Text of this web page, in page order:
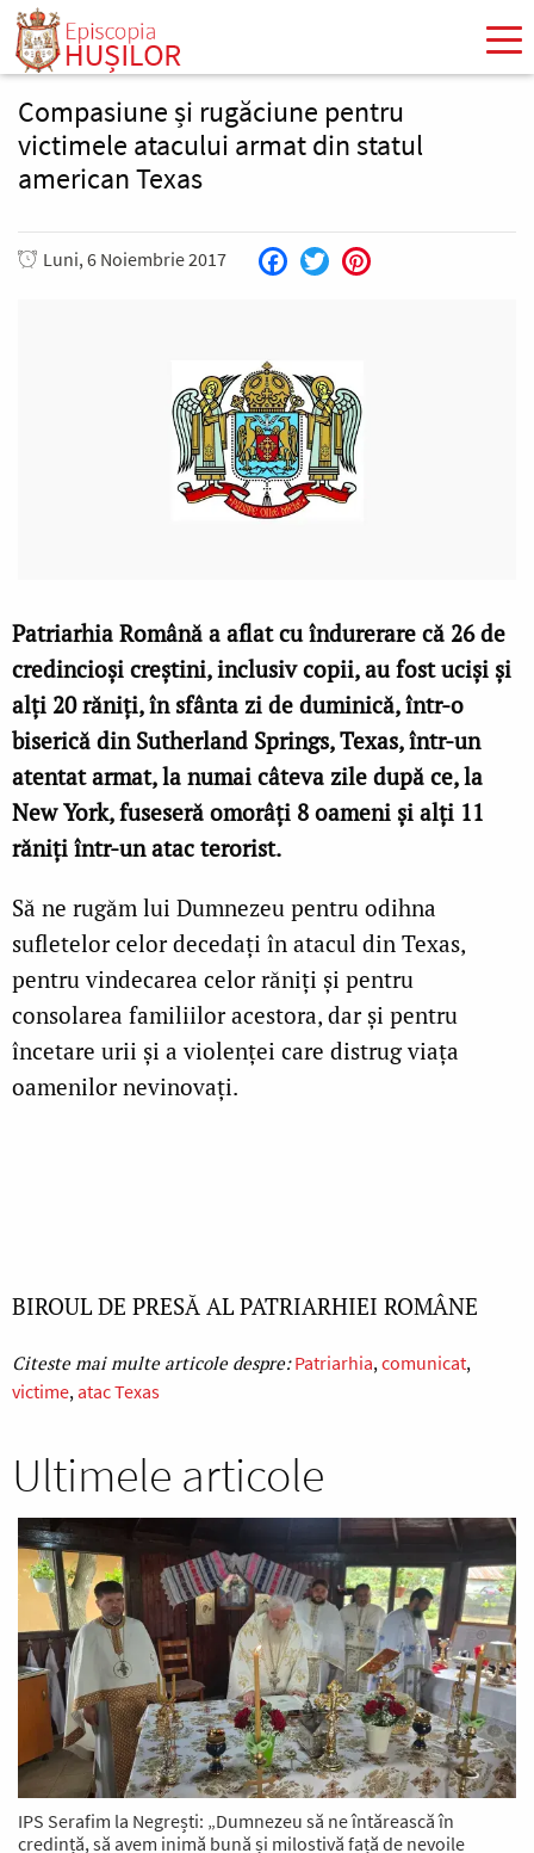
Mergi
conţinutul
principal
Compasiune și rugăciune pentru
victimele atacului armat din statul
american Texas
Luni, 6 Noiembrie 2017 Facebook
Twitter
Patriarhia Română a aflat cu îndurerare că 26 de
credincioși creștini, inclusiv copii, au fost uciși și
alți 20 răniți, în sfânta zi de duminică, într-o
biserică din Sutherland Springs, Texas, într-un
atentat armat, la numai câteva zile după ce, la
New York, fuseseră omorâți 8 oameni și alţi 11
răniți într-un atac terorist.
Să ne rugăm lui Dumnezeu pentru odihna
sufletelor celor decedaţi în atacul din Texas,
pentru vindecarea celor răniţi şi pentru
consolarea familiilor acestora, dar şi pentru
încetare urii şi a violenţei care distrug viaţa
oamenilor nevinovaţi.
BIROUL DE PRESĂ AL PATRIARHIEI ROMÂNE
Patriarhia comunicat
victime atac Texas
Ultimele articole
IPS Serafim la Negrești: „Dumnezeu să ne întărească în
credință, să avem inimă bună și milostivă față de nevoile